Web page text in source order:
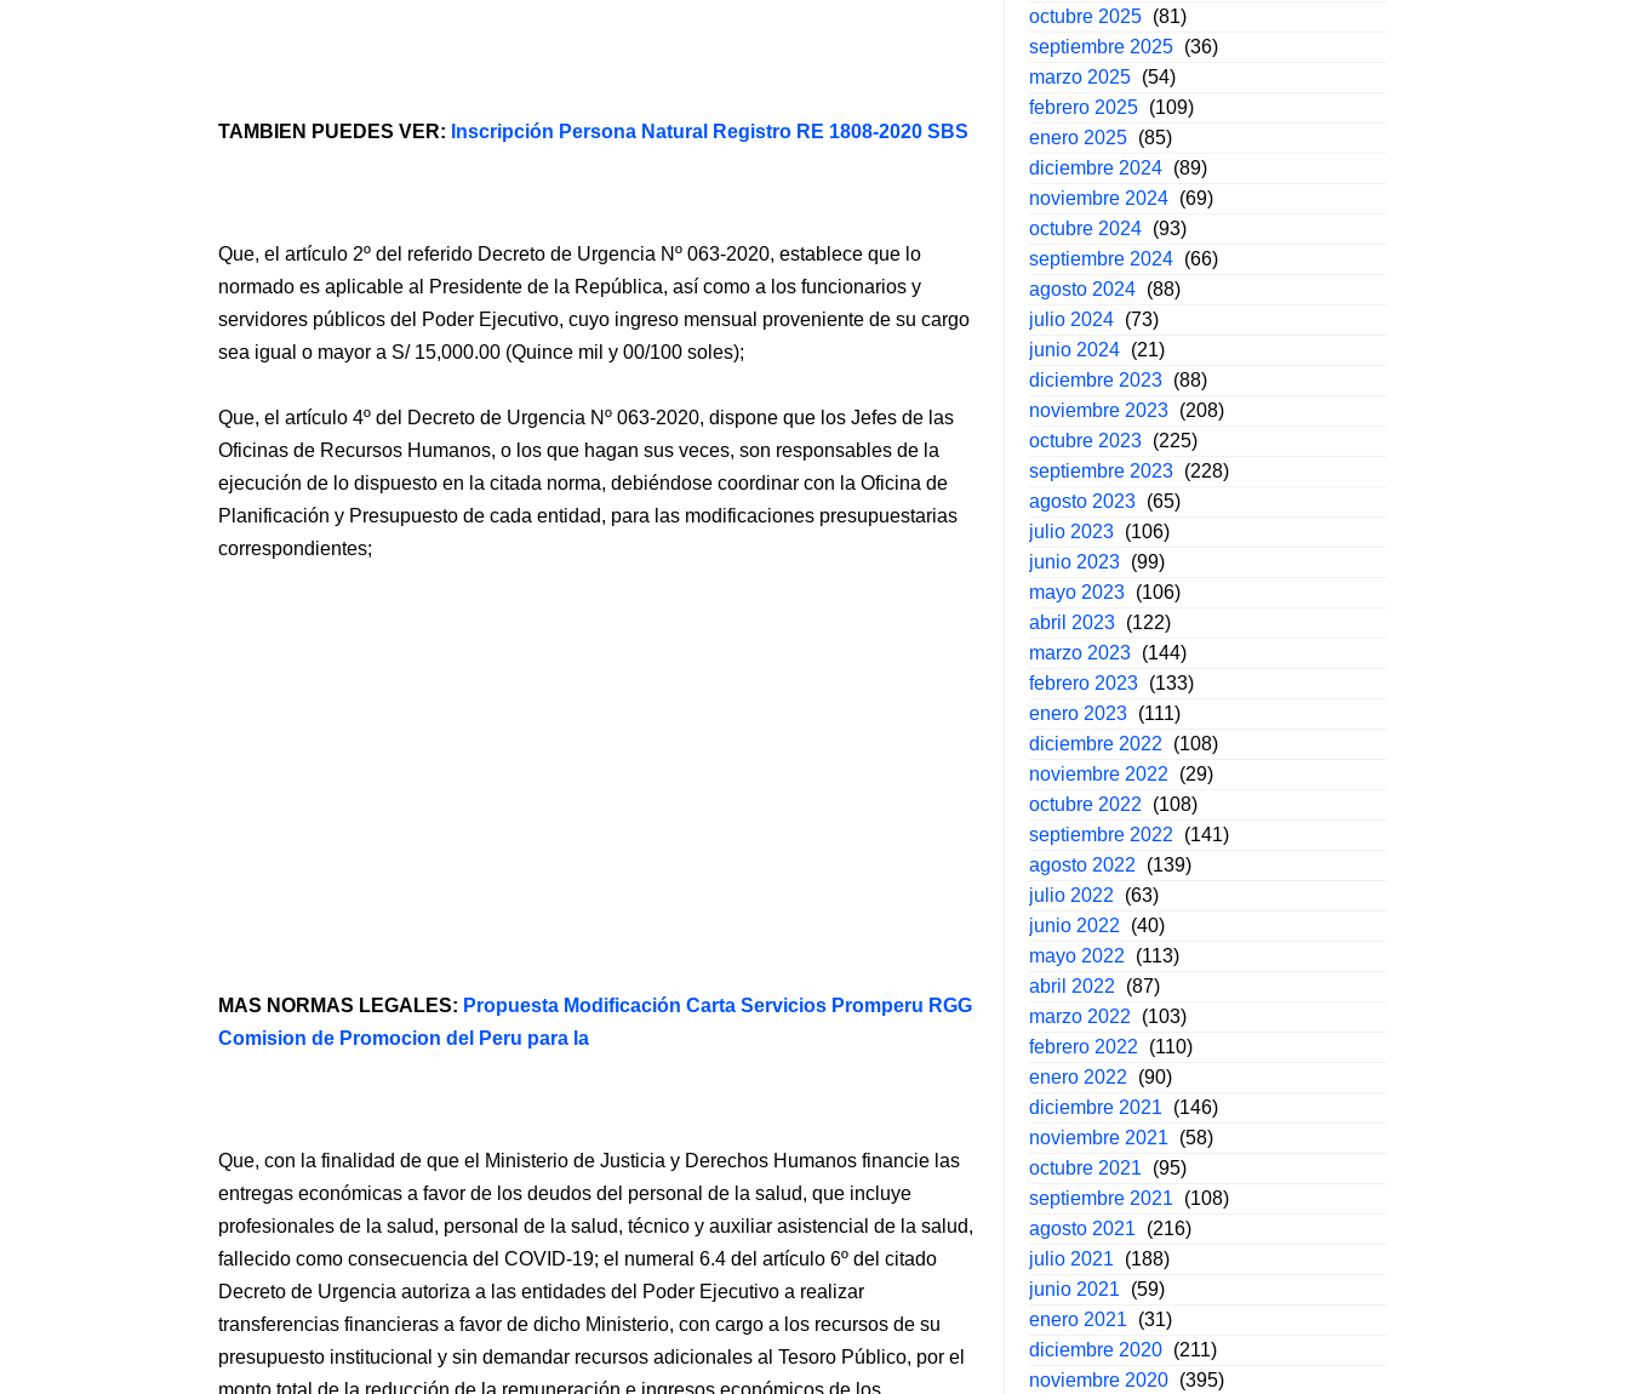
TAMBIEN PUEDES VER: Inscripción Persona Natural Registro RE 1808-2020 SBS
Que, el artículo 2º del referido Decreto de Urgencia Nº 063-2020, establece que lo
normado es aplicable al Presidente de la República, así como a los funcionarios y
servidores públicos del Poder Ejecutivo, cuyo ingreso mensual proveniente de su cargo
sea igual o mayor a S/ 15,000.00 (Quince mil y 00/100 soles);
Que, el artículo 4º del Decreto de Urgencia Nº 063-2020, dispone que los Jefes de las
Oficinas de Recursos Humanos, o los que hagan sus veces, son responsables de la
ejecución de lo dispuesto en la citada norma, debiéndose coordinar con la Oficina de
Planificación y Presupuesto de cada entidad, para las modificaciones presupuestarias
correspondientes;
MAS NORMAS LEGALES: Propuesta Modificación Carta Servicios Promperu RGG
Comision de Promocion del Peru para la
Que, con la finalidad de que el Ministerio de Justicia y Derechos Humanos financie las
entregas económicas a favor de los deudos del personal de la salud, que incluye
profesionales de la salud, personal de la salud, técnico y auxiliar asistencial de la salud,
fallecido como consecuencia del COVID-19; el numeral 6.4 del artículo 6º del citado
Decreto de Urgencia autoriza a las entidades del Poder Ejecutivo a realizar
transferencias financieras a favor de dicho Ministerio, con cargo a los recursos de su
presupuesto institucional y sin demandar recursos adicionales al Tesoro Público, por el
monto total de la reducción de la remuneración e ingresos económicos de los
octubre 2025 (81)
septiembre 2025 (36)
marzo 2025 (54)
febrero 2025 (109)
enero 2025 (85)
diciembre 2024 (89)
noviembre 2024 (69)
octubre 2024 (93)
septiembre 2024 (66)
agosto 2024 (88)
julio 2024 (73)
junio 2024 (21)
diciembre 2023 (88)
noviembre 2023 (208)
octubre 2023 (225)
septiembre 2023 (228)
agosto 2023 (65)
julio 2023 (106)
junio 2023 (99)
mayo 2023 (106)
abril 2023 (122)
marzo 2023 (144)
febrero 2023 (133)
enero 2023 (111)
diciembre 2022
(108)
noviembre 2022
(29)
octubre 2022
(108)
septiembre 2022
(141)
agosto 2022
(139)
julio 2022
(63)
junio 2022
(40)
mayo 2022
(113)
abril 2022
(87)
marzo 2022
(103)
febrero 2022
(110)
enero 2022
(90)
diciembre 2021
(146)
noviembre 2021
(58)
octubre 2021
(95)
septiembre 2021
(108)
agosto 2021
(216)
julio 2021
(188)
junio 2021
(59)
enero 2021
(31)
diciembre 2020 (211)
noviembre 2020 (395)